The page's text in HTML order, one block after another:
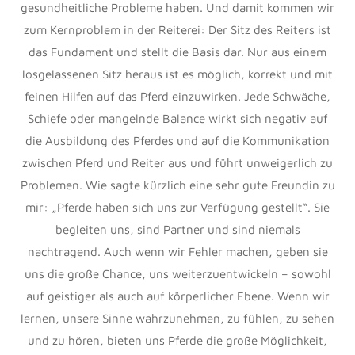
gesundheitliche Probleme haben. Und damit kommen wir
zum Kernproblem in der Reiterei: Der Sitz des Reiters ist
das Fundament und stellt die Basis dar. Nur aus einem
losgelassenen Sitz heraus ist es möglich, korrekt und mit
feinen Hilfen auf das Pferd einzuwirken. Jede Schwäche,
Schiefe oder mangelnde Balance wirkt sich negativ auf
die Ausbildung des Pferdes und auf die Kommunikation
zwischen Pferd und Reiter aus und führt unweigerlich zu
Problemen. Wie sagte kürzlich eine sehr gute Freundin zu
mir: „Pferde haben sich uns zur Verfügung gestellt“. Sie
begleiten uns, sind Partner und sind niemals
nachtragend. Auch wenn wir Fehler machen, geben sie
uns die große Chance, uns weiterzuentwickeln – sowohl
auf geistiger als auch auf körperlicher Ebene. Wenn wir
lernen, unsere Sinne wahrzunehmen, zu fühlen, zu sehen
und zu hören, bieten uns Pferde die große Möglichkeit,